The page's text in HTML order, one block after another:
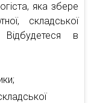
яка збере
складської
в